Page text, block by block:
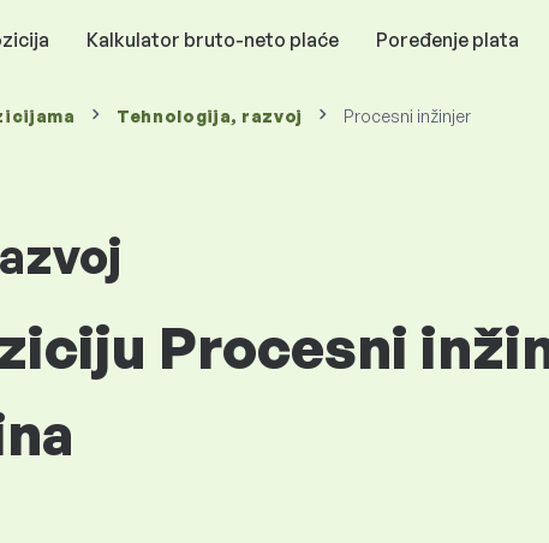
Kalkulator bruto-neto plaće Poređenje plata
Tehnologija, razvoj Procesni inžinjer
Procesni